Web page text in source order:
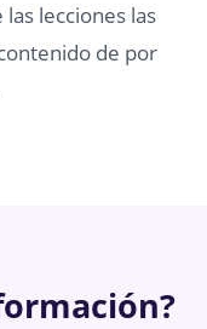
lecciones las
de por